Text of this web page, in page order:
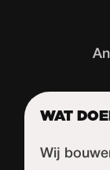
WAT
Wij